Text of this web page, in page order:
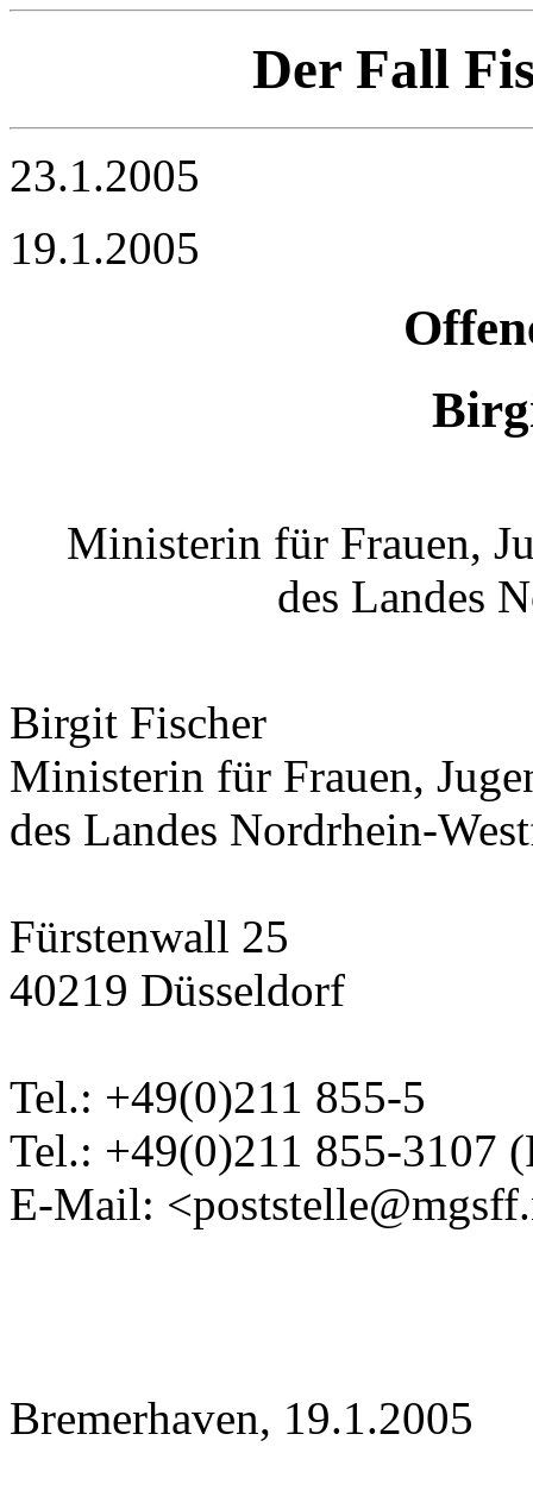
Der Fall
23.1.2005
19.1.2005
Ministerin für Frauen,
des Landes
Birgit Fischer
Ministerin für Frauen,
des Landes Nordrhein-
Fürstenwall 25
40219 Düsseldorf
Tel.: +49(0)211 855-5
Tel.: +49(0)211 855-3107
E-Mail:
Bremerhaven, 19.1.2005